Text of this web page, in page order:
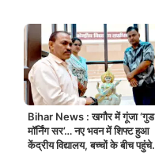
Bihar News : खगौर में गूंजा ‘गुड
मॉर्निंग सर’… नए भवन में शिफ्ट हुआ
केंद्रीय विद्यालय, बच्चों के बीच पहुंचे